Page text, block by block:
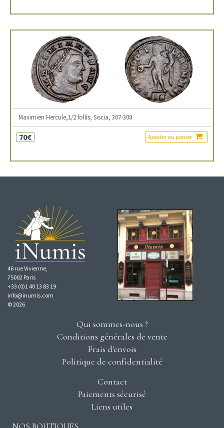
Maximien Hercule,1/2 follis, Siscia, 307-308
70€ Ajouter au panier
46 rue Vivienne,
75002 Paris
+33 (0)1 40 13 83 19
info@inumis.com
© 2026
Qui sommes-nous ?
Conditions générales de vente
Frais d'envois
Politique de confidentialité
Contact
Paiements sécurisé
Liens utiles